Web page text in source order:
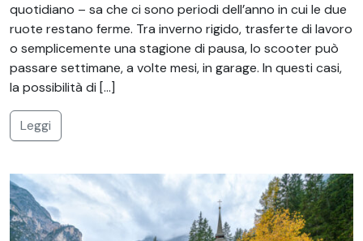
quotidiano – sa che ci sono periodi dell’anno in cui le due
ruote restano ferme. Tra inverno rigido, trasferte di lavoro
o semplicemente una stagione di pausa, lo scooter può
passare settimane, a volte mesi, in garage. In questi casi,
la possibilità di […]
Leggi